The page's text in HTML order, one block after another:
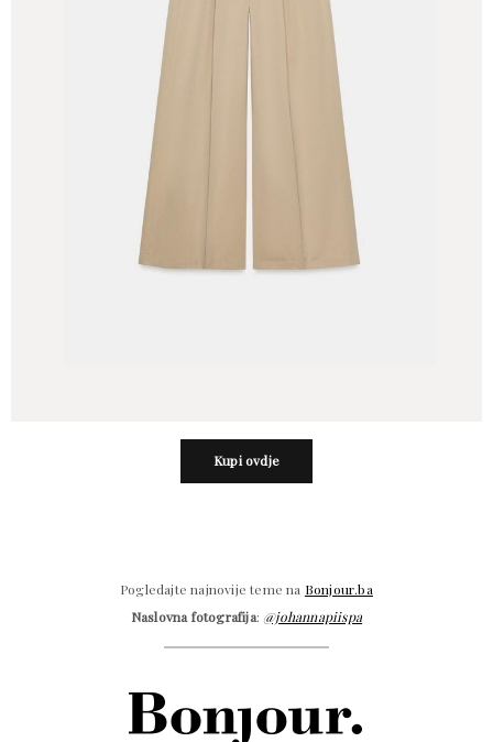
Kupi ovdje
Pogledajte najnovije teme na Bonjour.ba
Naslovna fotografija: @johannapiispa